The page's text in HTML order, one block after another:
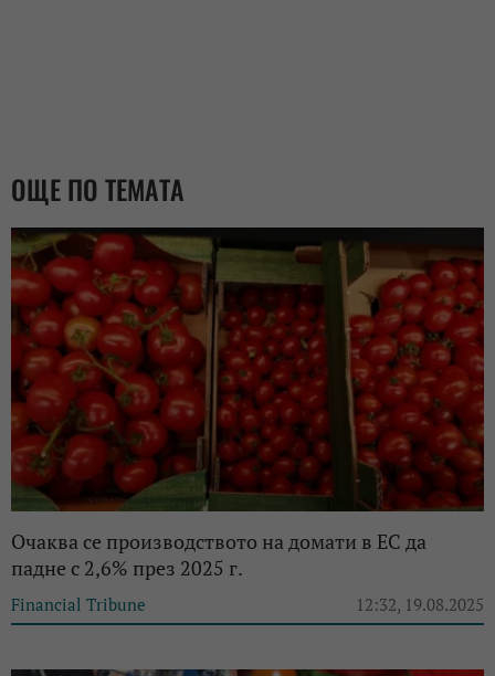
ОЩЕ ПО ТЕМАТА
Очаква се производството на домати в ЕС да
падне с 2,6% през 2025 г.
Financial Tribune 12:32, 19.08.2025